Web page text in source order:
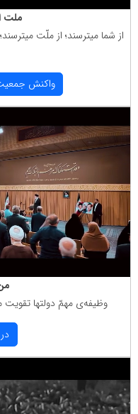
ملت
از شما میترسند؛ از ملّت
واكنش
وظیفه‌ی مهمّ دولتها